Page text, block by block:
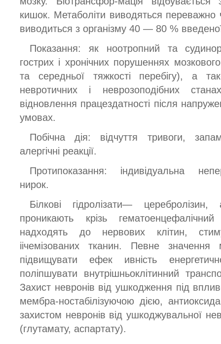
кишок. Метаболіти виводяться
виводиться з організму 40 — 80 %
Показання: як ноотропний та
гострих і хронічних порушеннях мозкового
та середньої тяжкості перебігу), а
невротичних і неврозоподібних
відновлення працездатності після
умовах.
Побічна дія: відчуття тривоги,
алергічні реакції.
Протипоказання: індивідуальна
нирок.
Білкові гідролізати—
проникають крізь
надходять до нервових клітин,
іічемізованих тканин. Певне
підвищувати ефек ивність
поліпшувати внутрішньоклітинний
Захист невронів від ушкодження під
мембра-ностабілізуючою дією,
захистом невронів від ушкоджувальної
(глутамату, аспартату).